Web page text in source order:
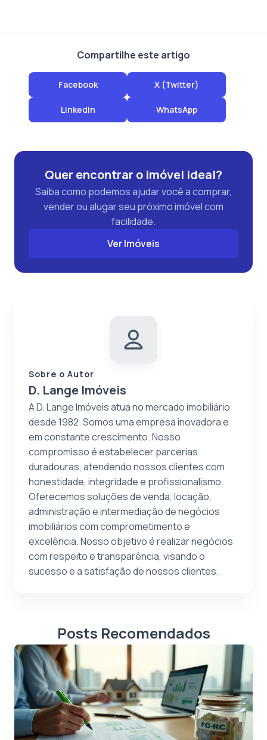
Compartilhe este artigo
Facebook X (Twitter)
LinkedIn WhatsApp
Quer encontrar o imóvel ideal?
Saiba como podemos ajudar você a comprar,
vender ou alugar seu próximo imóvel com
facilidade.
Ver Imóveis
Sobre o Autor
D. Lange Imóveis
A D. Lange Imóveis atua no mercado imobiliário
desde 1982. Somos uma empresa inovadora e
em constante crescimento. Nosso
compromisso é estabelecer parcerias
duradouras, atendendo nossos clientes com
honestidade, integridade e profissionalismo.
Oferecemos soluções de venda, locação,
administração e intermediação de negócios
imobiliários com comprometimento e
excelência. Nosso objetivo é realizar negócios
com respeito e transparência, visando o
sucesso e a satisfação de nossos clientes.
Posts Recomendados